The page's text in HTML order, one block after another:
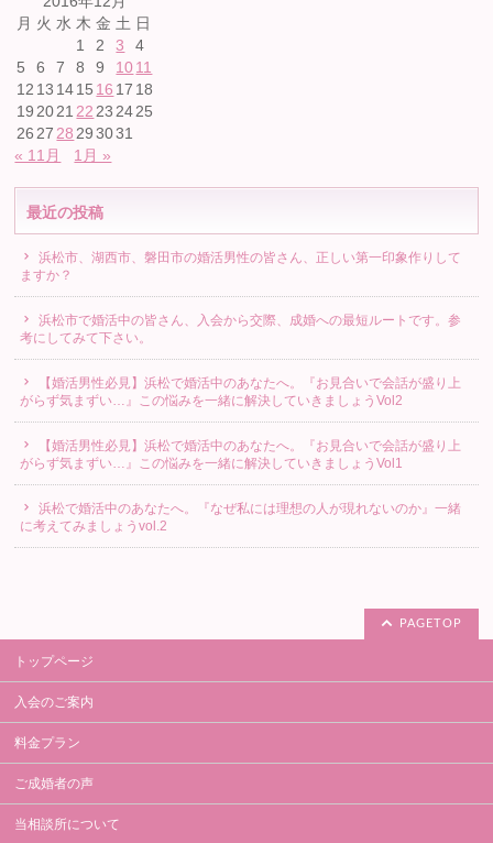
月 火 水 木 金 土 日
1
2 3
4
5
6 7 8 9 1011
12 13 1415 16 17 18
19 2021 22 23 2425
26 27 28 29 3031
« 11月
1月 »
最近の投稿
浜松市、湖西市、磐田市の婚活男性の皆さん、正しい第一印象作りして
ますか？
浜松市で婚活中の皆さん、入会から交際、成婚への最短ルートです。参
考にしてみて下さい。
【婚活男性必見】浜松で婚活中のあなたへ。『お見合いで会話が盛り上
がらず気まずい…』この悩みを一緒に解決していきましょうVol2
【婚活男性必見】浜松で婚活中のあなたへ。『お見合いで会話が盛り上
がらず気まずい…』この悩みを一緒に解決していきましょうVol1
浜松で婚活中のあなたへ。『なぜ私には理想の人が現れないのか』一緒
に考えてみましょうvol.2
PAGETOP
トップページ
入会のご案内
料金プラン
ご成婚者の声
当相談所について